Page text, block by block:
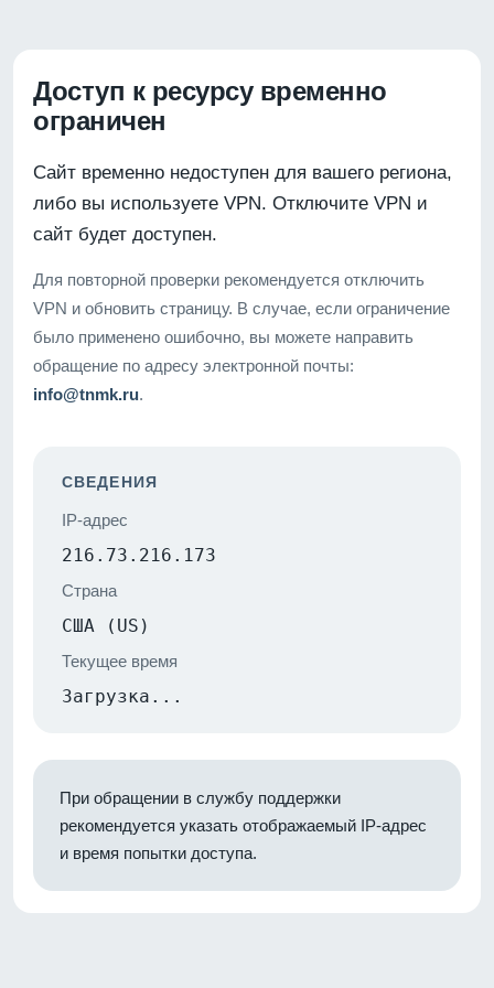
Доступ к ресурсу временно
ограничен
Сайт временно недоступен для вашего региона,
либо вы используете VPN. Отключите VPN и
сайт будет доступен.
Для повторной проверки рекомендуется отключить
VPN и обновить страницу. В случае, если ограничение
было применено ошибочно, вы можете направить
обращение по адресу электронной почты:
info@tnmk.ru.
СВЕДЕНИЯ
IP-адрес
216.73.216.173
Страна
США (US)
Текущее время
Загрузка...
При обращении в службу поддержки
рекомендуется указать отображаемый IP-адрес
и время попытки доступа.